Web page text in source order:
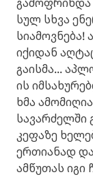
სულ სხვა
სიამოვნება!
იქიდან
გაისმა...
ის
ხმა
კეფაზე
ერთიანად
ამწუთას იგი